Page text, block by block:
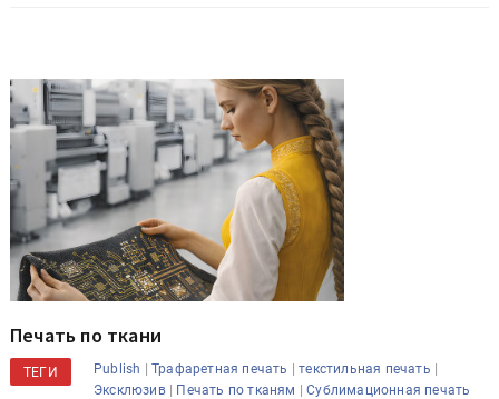
Печать по ткани
ТЕГИ Publish |Трафаретная печать |текстильная печать |
Эксклюзив| Печать по тканям |Сублимационная печать